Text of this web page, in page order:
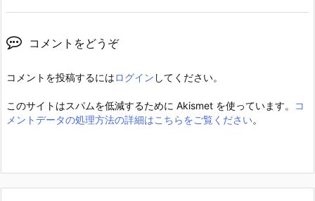
コメントをどうぞ
コメントを投稿するにはログイン してください。
このサイトはスパムを低減するために Akismet を使っています。
コ
メントデータの処理方法の詳細はこちらをご覧ください。